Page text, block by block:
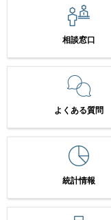
相談窓口
よくある質問
統計情報